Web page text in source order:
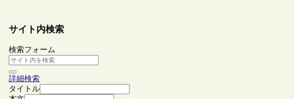
サイト内検索
検索フォーム
詳細検索
タイトル